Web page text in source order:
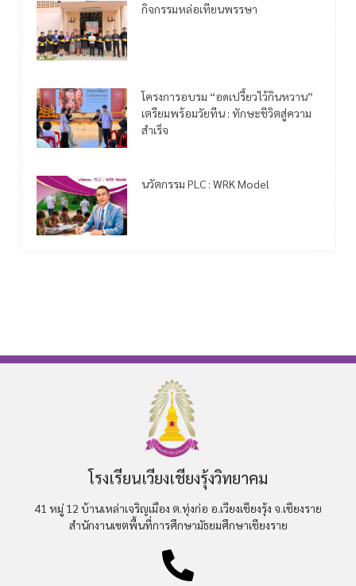
กิจกรรมหล่อเทียนพรรษา
โครงการอบรม “อดเปรี้ยวไว้กินหวาน”
เตรียมพร้อมวัยทีน : ทักษะชีวิตสู่ความ
สำเร็จ
นวัตกรรม PLC : WRK Model
โรงเรียนเวียงเชียงรุ้งวิทยาคม
41 หมู่ 12 บ้านเหล่าเจริญเมือง ต.ทุ่งก่อ อ.เวียงเชียงรุ้ง จ.เชียงราย
สำนักงานเขตพื้นที่การศึกษามัธยมศึกษาเชียงราย